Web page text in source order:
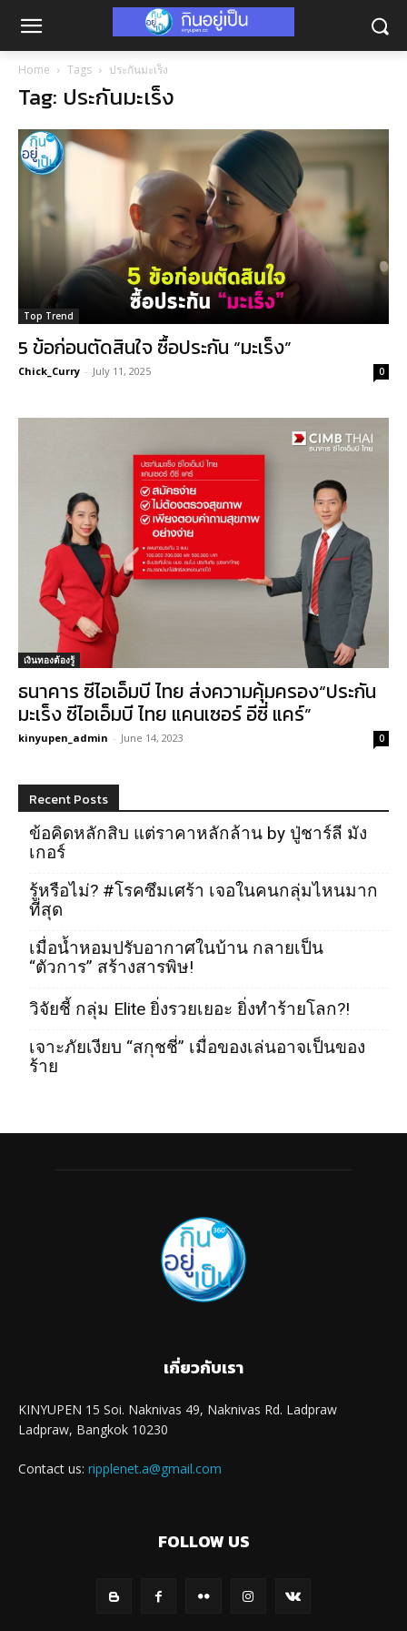
Home Tags ประกันมะเร็ง
Tag: ประกันมะเร็ง
Top Trend
5 ข้อก่อนตัดสินใจ ซื้อประกัน “มะเร็ง”
Chick_Curry - July 11, 2025 0
เงินทองต้องรู้
ธนาคาร ซีไอเอ็มบี ไทย ส่งความคุ้มครอง“ประกัน
มะเร็ง ซีไอเอ็มบี ไทย แคนเซอร์ อีซี่ แคร์”
kinyupen_admin - June 14, 2023 0
Recent Posts
ข้อคิดหลักสิบ แต่ราคาหลักล้าน by ปู่ชาร์ลี มัง
เกอร์
รู้หรือไม่? #โรคซึมเศร้า เจอในคนกลุ่มไหนมาก
ที่สุด
เมื่อน้ำหอมปรับอากาศในบ้าน กลายเป็น
“ตัวการ” สร้างสารพิษ!
วิจัยชี้ กลุ่ม Elite ยิ่งรวยเยอะ ยิ่งทำร้ายโลก?!
เจาะภัยเงียบ “สกุชชี่” เมื่อของเล่นอาจเป็นของ
ร้าย
เกี่ยวกับเรา
KINYUPEN 15 Soi. Naknivas 49, Naknivas Rd. Ladpraw
Ladpraw, Bangkok 10230
Contact us: ripplenet.a@gmail.com
FOLLOW US